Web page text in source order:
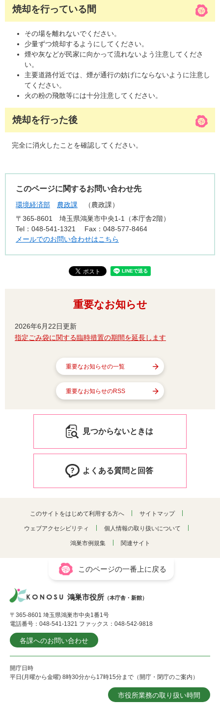
焼却を行っている間
その場を離れないでください。
少量ずつ焼却するようにしてください。
煙や灰などが民家に向かって流れないよう注意してくださ
い。
主要道路付近では、煙が通行の妨げにならないように注意し
てください。
火の粉の飛散等には十分注意してください。
焼却を行った後
完全に消火したことを確認してください。
このページに関するお問い合わせ先
環境経済部 農政課
農政課
〒365-8601
埼玉県鴻巣市中央1-1（本庁舎2階）
Tel：048-541-1321
Fax：048-577-8464
メールでのお問い合わせはこちら
重要なお知らせ
2026年6月22日更新
指定ごみ袋に関する臨時措置の期間を延長します
重要なお知らせの一覧
重要なお知らせのRSS
見つからないときは
よくある質問と回答
このサイトをはじめて利用する方へ サイトマップ
ウェブアクセシビリティ 個人情報の取り扱いについて
鴻巣市例規集 関連サイト
このページの一番上に戻る
鴻巣市役所 （本庁舎・新館）
〒365-8601 埼玉県鴻巣市中央1番1号
電話番号：048-541-1321 ファックス：048-542-9818
各課へのお問い合わせ
開庁日時
平日(月曜から金曜) 8時30分から17時15分まで（開庁・閉庁のご案内）
市役所業務の取り扱い時間